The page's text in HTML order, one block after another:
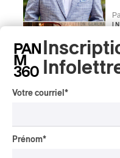
|
Votre courriel *
Prénom*